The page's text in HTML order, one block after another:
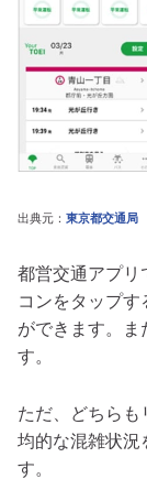
出典元： 東京都交通局
都営交通アプリ
コンをタップす
ができます。ま
す。
ただ、どちらも
均的な混雑状況
す。